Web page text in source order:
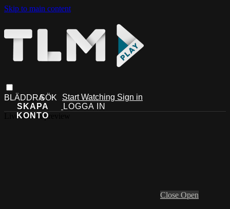
Skip to main content
Start Watching Sign in
Live stream preview
Close Open